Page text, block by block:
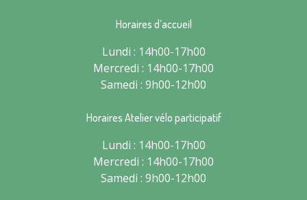
Horaires d’accueil
Lundi : 14h00-17h00
Mercredi : 14h00-17h00
Samedi : 9h00-12h00
Horaires Atelier vélo participatif
Lundi : 14h00-17h00
Mercredi : 14h00-17h00
Samedi : 9h00-12h00